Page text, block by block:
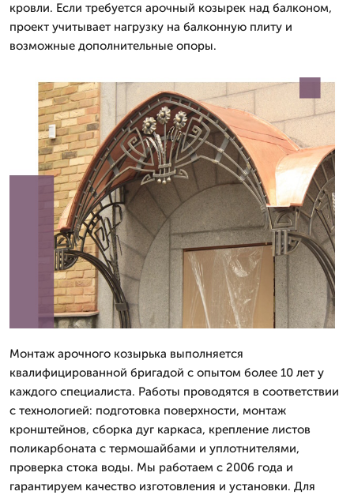
кровли. Если требуется арочный козырек над балконом,
проект учитывает нагрузку на балконную плиту и
возможные дополнительные опоры.
Монтаж арочного козырька выполняется
квалифицированной бригадой с опытом более 10 лет у
каждого специалиста. Работы проводятся в соответствии
с технологией: подготовка поверхности, монтаж
кронштейнов, сборка дуг каркаса, крепление листов
поликарбоната с термошайбами и уплотнителями,
проверка стока воды. Мы работаем с 2006 года и
гарантируем качество изготовления и установки. Для